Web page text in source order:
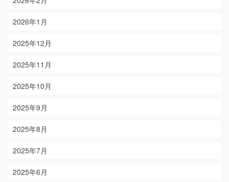
2026年1月
2025年12月
2025年11月
2025年10月
2025年9月
2025年8月
2025年7月
2025年6月